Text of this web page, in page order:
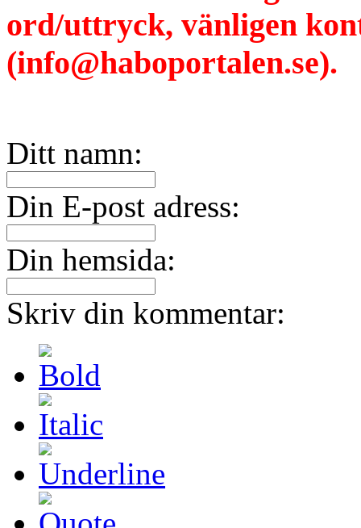
ord/uttryck, vänligen
(info@haboportalen.se).
Ditt namn:
Din E-post adress:
Din hemsida:
Skriv din kommentar: